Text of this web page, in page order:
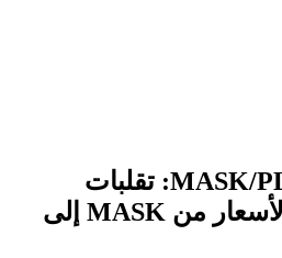
بيانات التحويل MASK/PLN: تقلبات
القيمة وتغييرات الأسعار من MASK إلى